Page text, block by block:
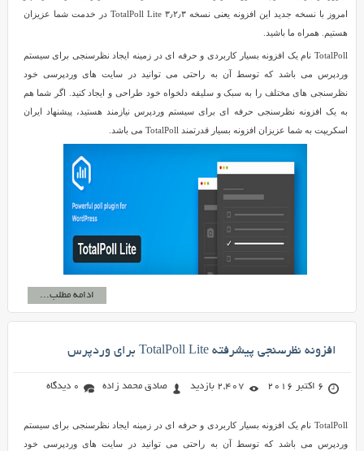
امروز با نسخه جدید این افزونه یعنی نسخه ۳٫۲٫۳ TotalPoll Lite در خدمت شما عزیزان
هستیم. همراه ما باشید.
TotalPoll نام یک افزونه بسیار کاربردی و حرفه ای در زمینه ایجاد نظرسنجی برای سیستم
وردپرس می باشد که توسط آن به راحتی می توانید در سایت های وردپرسی خود
نظرسنجی های مختلف را به سبک و سلیقه دلخواه خود طراحی و ایجاد کنید. اگر شما هم
به یک افزونه نظرسنجی حرفه ای برای سیستم وردپرس نیازمند هستید، پیشنهاد ایران
اسکریپت به شما عزیزان افزونه بسیار قدرتمند TotalPoll می باشد.
ادامه مطلب...
افزونه نظرسنجی پیشرفته TotalPoll Lite برای وردپرس
6 اکتبر 2016 2,407 بازدید صادق محمد زاده 0 دیدگاه
TotalPoll نام یک افزونه بسیار کاربردی و حرفه ای در زمینه ایجاد نظرسنجی برای سیستم
وردپرس می باشد که توسط آن به راحتی می توانید در سایت های وردپرسی خود